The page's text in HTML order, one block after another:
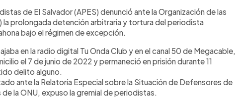
de El Salvador (APES) denunció ante la Organización de las
la prolongada detención arbitraria y tortura del periodista
bajo el régimen de excepción.
en la radio digital Tu Onda Club y en el canal 50 de Megacable,
el 7 de junio de 2022 y permaneció en prisión durante 11
delito alguno.
ante la Relatoría Especial sobre la Situación de Defensores de
la ONU, expuso la gremial de periodistas.